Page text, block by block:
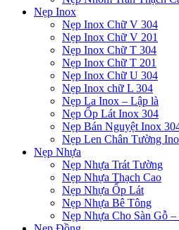
Nẹp Inox
Nẹp Inox Chữ V 304
Nẹp Inox Chữ V 201
Nẹp Inox Chữ T 304
Nẹp Inox Chữ T 201
Nẹp Inox Chữ U 304
Nẹp Inox chữ L 304
Nẹp La Inox – Lập là
Nẹp Ốp Lát Inox 304
Nẹp Bán Nguyệt Inox
Nẹp Len Chân Tường
Nẹp Nhựa
Nẹp Nhựa Trát Tường
Nẹp Nhựa Thạch Cao
Nẹp Nhựa Ốp Lát
Nẹp Nhựa Bê Tông
Nẹp Nhựa Cho Sàn Gỗ –